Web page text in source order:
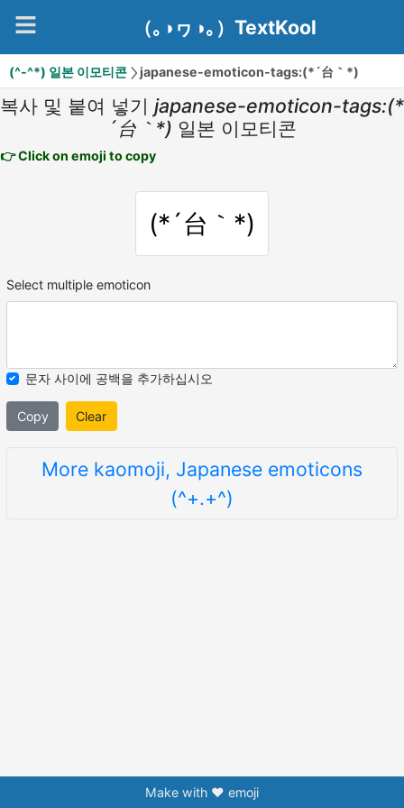
（｡◑ヮ◑｡）TextKool
(^-^*) 일본 이모티콘 japanese-emoticon-tags:(*´台｀*)
복사 및 붙여 넣기 japanese-emoticon-tags:(*
´台｀*) 일본 이모티콘
👉 Click on emoji to copy
(*´台｀*)
Select multiple emoticon
문자 사이에 공백을 추가하십시오
Copy Clear
More kaomoji, Japanese emoticons
(^+.+^)
Make with ❤️ emoji